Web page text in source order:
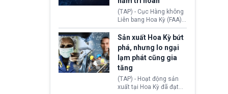
Iran. Trên cơ sở đó, lãnh
đạo Nhà Trắng kêu gọi
các doanh nghiệp cần
giảm giá bán cho người
tiêu dùng.
(TAP) - Cục Hàng không
Liên bang Hoa Kỳ (FAA)
vừa chính thức cấp
chứng nhận an toàn bay
cho Boeing 737 Max 7,
mẫu máy bay nhỏ nhất
trong dòng 737 Max
thuộc Boeing
Commercial Airplanes
(Boeing). Động thái này
chính thức khép lại gần
Sản xuất Hoa Kỳ bứt
phá, nhưng lo ngại
lạm phát cũng gia
tăng
(TAP) - Hoạt động sản
xuất tại Hoa Kỳ đã đạt